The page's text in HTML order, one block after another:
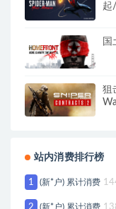
起
狙
站内消费排行榜
1 (新*户) 累计消费
2 (新*户) 累计消费